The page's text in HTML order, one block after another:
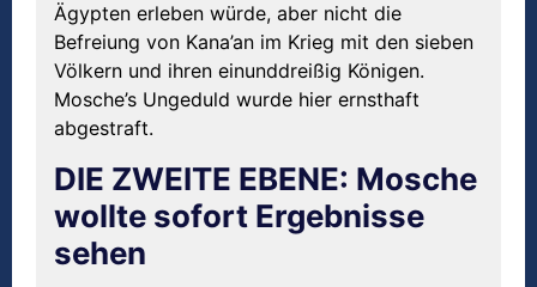
Ägypten erleben würde, aber nicht die
Befreiung von Kana’an im Krieg mit den sieben
Völkern und ihren einunddreißig Königen.
Mosche’s Ungeduld wurde hier ernsthaft
abgestraft.
DIE ZWEITE EBENE: Mosche
wollte sofort Ergebnisse
sehen